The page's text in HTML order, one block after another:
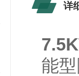
详
能